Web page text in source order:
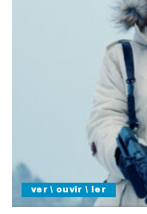
ver \ ouvir \ ler